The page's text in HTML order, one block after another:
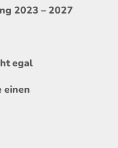
2023 – 2027
egal
einen